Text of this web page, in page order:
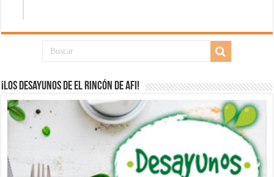
¡Los desayunos de El Rincón de Afi!